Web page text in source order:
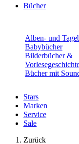
Bücher
Alben- und
Babybücher
Bilderbücher &
Bücher mit
Stars
Marken
Service
Sale
Zurück